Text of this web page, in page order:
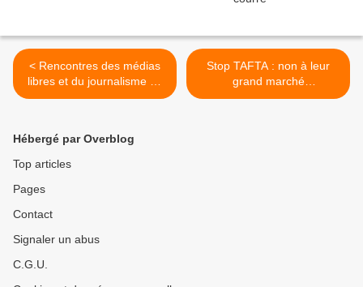
< Rencontres des médias
libres et du journalisme de
résistance
Stop TAFTA : non à leur
grand marché
transatlantique >
Hébergé par Overblog
Top articles
Pages
Contact
Signaler un abus
C.G.U.